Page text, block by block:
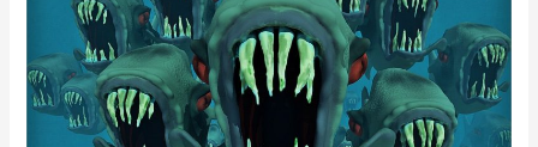
av
med
negativa
tankar